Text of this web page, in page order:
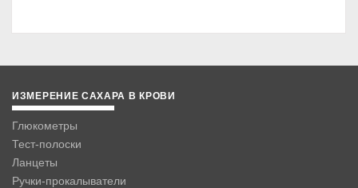
ИЗМЕРЕНИЕ САХАРА В КРОВИ
Глюкометры
Тест-полоски
Ланцеты
Ручки-прокалыватели